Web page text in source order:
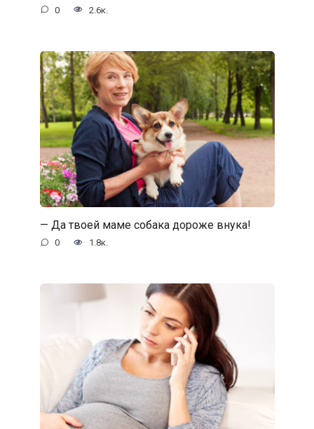
0 2.6к.
— Да твоей маме собака дороже внука!
0 1.8к.